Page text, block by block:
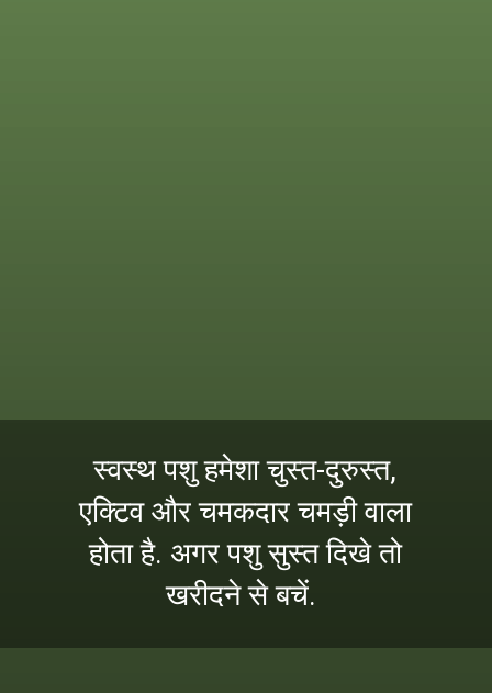
स्वस्थ पशु हमेशा चुस्त-दुरुस्त,
एक्टिव और चमकदार चमड़ी वाला
होता है. अगर पशु सुस्त दिखे तो
खरीदने से बचें.